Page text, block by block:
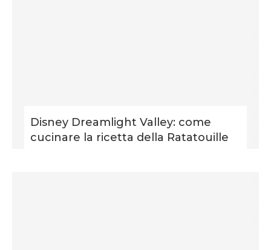
Disney Dreamlight Valley: come
cucinare la ricetta della Ratatouille